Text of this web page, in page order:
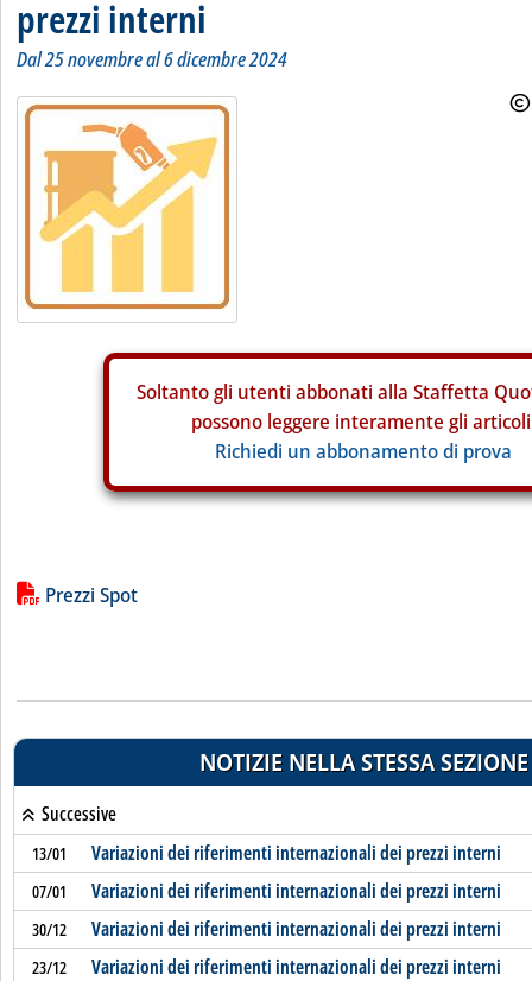
prezzi interni
Dal 25 novembre al 6 dicembre 2024
Soltanto gli utenti abbonati alla Staffetta
possono leggere interamente gli
Richiedi un abbonamento di prova
Lista allegati PDF alla notizia
Prezzi Spot
NOTIZIE NELLA STESSA SEZIONE
Successive
13/01 Variazioni dei riferimenti internazionali dei prezzi interni
07/01 Variazioni dei riferimenti internazionali dei prezzi interni
30/12 Variazioni dei riferimenti internazionali dei prezzi interni
23/12 Variazioni dei riferimenti internazionali dei prezzi interni